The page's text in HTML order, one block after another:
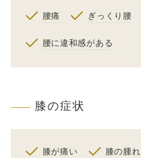
腰痛 ぎっくり腰
腰に違和感がある
膝の症状
膝が痛い 膝の腫れ